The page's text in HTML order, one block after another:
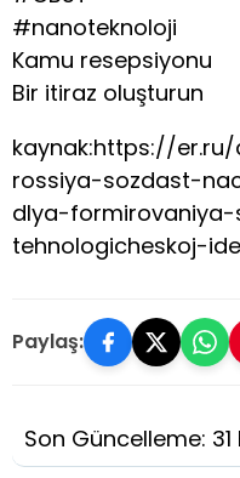
#nanoteknoloji
Kamu resepsiyonu
Bir itiraz oluşturun
kaynak:https://
rossiya-sozdast-
dlya-
tehnologicheskoj-
Paylaş:
Son Güncelleme: 31